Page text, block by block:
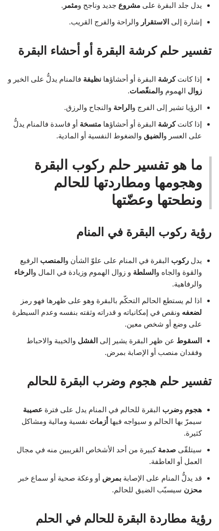
يدل جلد البقرة على مشروع جديد وناجح ومثمر .
إشارة إلى الاستقرار والراحة والفرج القريب.
تفسير حلم كرشة البقرة أو أحشاء البقرة
إذا كانتكرشة البقرة أو أحشاؤها نظيفة فالمنام يدلُّ على الخير و
زوال الهموم و المنغّصات.
الرؤيا تشير إلى الفرج و الراحة والنجاح والرزق.
إذا كانتكرشة البقرة أو أحشاؤها متسخة أو فاسدة فالمنام يدلُّ
على العسر و الضيق والضغوط النفسية أو المادية.
ما هو تفسير حلم ركوب البقرة
وهجومها ومطاردتها للحالم
ونطحتها وعضّتها
رؤية ركوب البقرة في المنام
يدل ركوب البقرة في المنام على علوّ الشأن و المنصب الرفيع
والقوة والجاه و السلطة و زوال الهموم وزيادة في المال و الرخاء
والرفاهية.
اذا لم يستطع الحالم التحكّم بالبقرة وهو على ظهرها فهو رمز
لضعفه ونقص في إمكانياته و قدراته وثقته بنفسه وعدم السيطرة
على وضع أو شخص معين.
السقوط عن ظهر البقرة يشير إلى الفشل والخيبة والاحباط
وفقدان منصب أو الإصابة بمرض.
تفسير حلم هجوم وضرب البقرة للحالم
هجوم وضرب البقرة للحالم في المنام يدل على فترة عصيبة
سيمرّ بها الحالم و سيواجه فيها أزمات نفسية ومالية ومشاكل
كثيرة.
سيتلقّى صدمة كبيرة من أحد الأشخاص القريبين منه في مجال
العمل أو العاطفة.
قد يدلُّ المنام على الإصابة بمرض أو وعكة صحية أو سماع خبر
محزن سيسبّب الضيق للحالم.
رؤية مطاردة البقرة للحالم في الحلم